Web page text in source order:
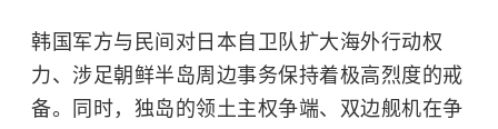
韩国军方与民间对 日本自卫队扩大海外行动权
力、涉足朝鲜半岛周边事务保持着极高烈度的戒
备。同时，独岛的领土主权争端、双边舰机在争